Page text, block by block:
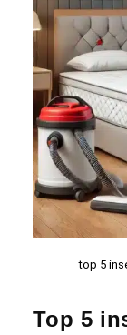
top 5
Top 5